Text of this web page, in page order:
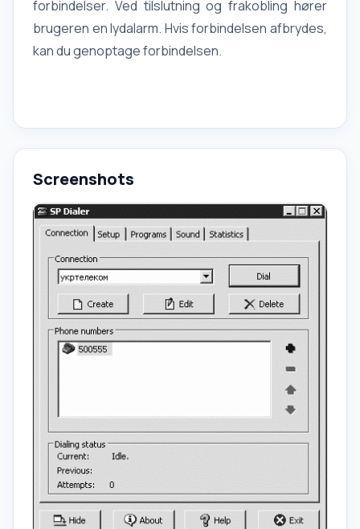
forbindelser. Ved tilslutning og frakobling hører
brugeren en lydalarm. Hvis forbindelsen afbrydes,
kan du genoptage forbindelsen.
Screenshots